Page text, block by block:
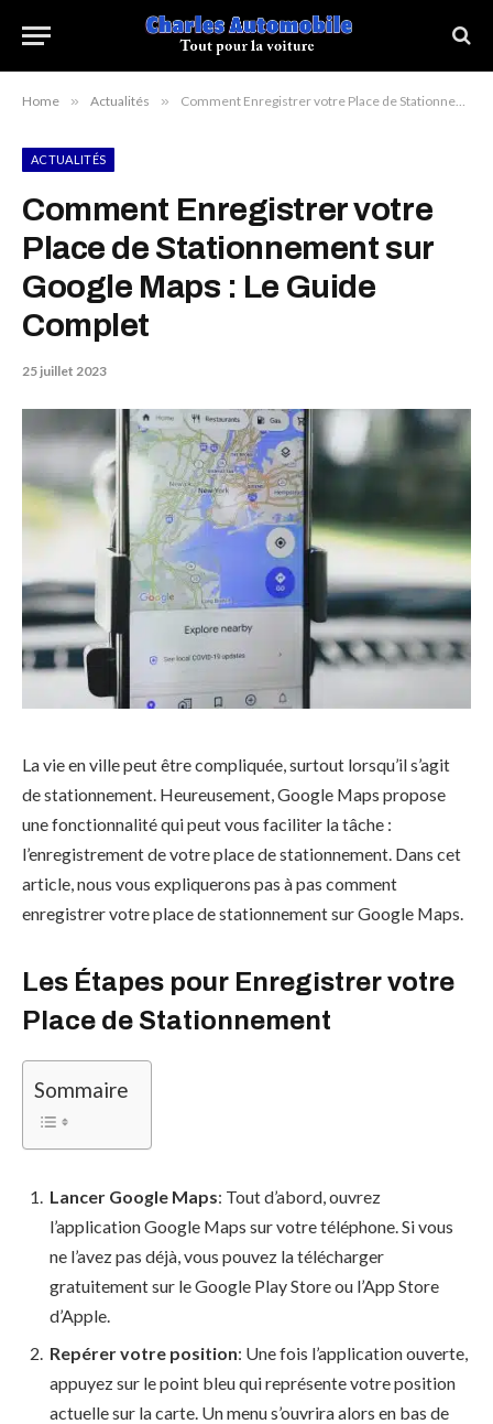
Home » Actualités » Comment Enregistrer votre Place de Stationnement sur Google Maps : Le Guide Complet
ACTUALITÉS
Comment Enregistrer votre
Place de Stationnement sur
Google Maps : Le Guide
Complet
25 juillet 2023
La vie en ville peut être compliquée, surtout lorsqu’il s’agit
de stationnement. Heureusement, Google Maps propose
une fonctionnalité qui peut vous faciliter la tâche :
l’enregistrement de votre place de stationnement. Dans cet
article, nous vous expliquerons pas à pas comment
enregistrer votre place de stationnement sur Google Maps.
Les Étapes pour Enregistrer votre
Place de Stationnement
Sommaire
Lancer Google Maps: Tout d’abord, ouvrez
l’application Google Maps sur votre téléphone. Si vous
ne l’avez pas déjà, vous pouvez la télécharger
gratuitement sur le Google Play Store ou l’App Store
d’Apple.
Repérer votre position: Une fois l’application ouverte,
appuyez sur le point bleu qui représente votre position
actuelle sur la carte. Un menu s’ouvrira alors en bas de